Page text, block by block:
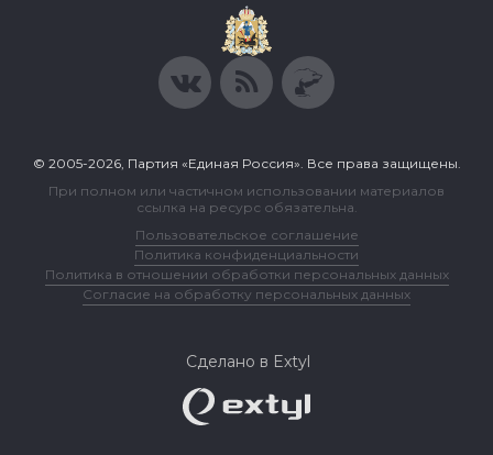
© 2005-2026, Партия «Единая Россия». Все права защищены.
При полном или частичном использовании материалов
ссылка на ресурс обязательна.
Пользовательское соглашение
Политика конфиденциальности
Политика в отношении обработки персональных данных
Согласие на обработку персональных данных
Сделано в Extyl